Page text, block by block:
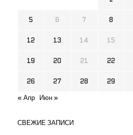
5 6 7 8
12 13 14 15
19 20 21 22
26 27 28 29
« Апр Июн »
СВЕЖИЕ ЗАПИСИ